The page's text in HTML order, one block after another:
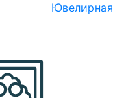
Ювелирная